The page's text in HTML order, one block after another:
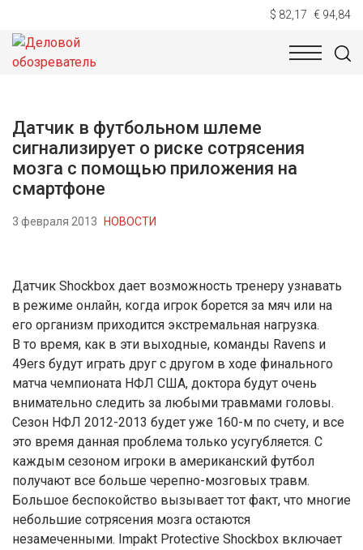
$ 82,17 € 94,84
НОВОСТИ
Датчик в футбольном шлеме
сигнализирует о риске сотрясения
мозга с помощью приложения на
смартфоне
3 февраля 2013 НОВОСТИ
Датчик Shockbox дает возможность тренеру узнавать
в режиме онлайн, когда игрок борется за мяч или на
его организм приходится экстремальная нагрузка.
В то время, как в эти выходные, команды Ravens и
49ers будут играть друг с другом в ходе финального
матча чемпионата НФЛ США, доктора будут очень
внимательно следить за любыми травмами головы.
Сезон НФЛ 2012-2013 будет уже 160-м по счету, и все
это время данная проблема только усугубляется. С
каждым сезоном игроки в американский футбол
получают все больше черепно-мозговых травм.
Большое беспокойство вызывает тот факт, что многие
небольшие сотрясения мозга остаются
незамеченными. Impakt Protective Shockbox включает